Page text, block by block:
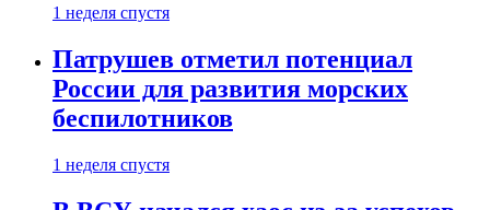
1 неделя спустя
Патрушев отметил потенциал
России для развития морских
беспилотников
1 неделя спустя